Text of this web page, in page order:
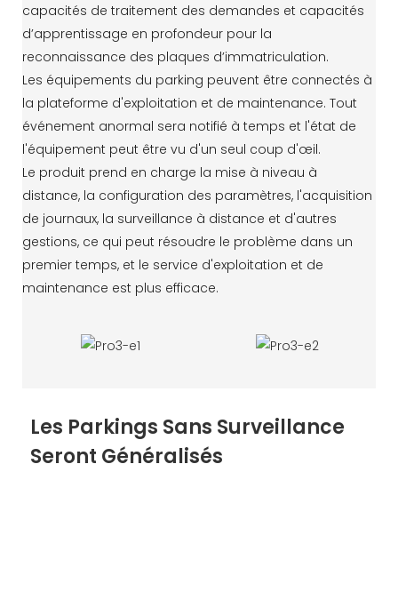
capacités de traitement des demandes et capacités
d’apprentissage en profondeur pour la
reconnaissance des plaques d’immatriculation.
Les équipements du parking peuvent être connectés à
la plateforme d'exploitation et de maintenance. Tout
événement anormal sera notifié à temps et l'état de
l'équipement peut être vu d'un seul coup d'œil.
Le produit prend en charge la mise à niveau à
distance, la configuration des paramètres, l'acquisition
de journaux, la surveillance à distance et d'autres
gestions, ce qui peut résoudre le problème dans un
premier temps, et le service d'exploitation et de
maintenance est plus efficace.
Les Parkings Sans Surveillance
Seront Généralisés